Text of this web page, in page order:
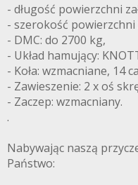
- długość powierzchni
- szerokość powierzchni
- DMC: do 2700 kg,
- Układ hamujący:
- Koła: wzmacniane, 14
- Zawieszenie: 2 x oś
- Zaczep: wzmacniany.
.
Nabywając naszą
Państwo: